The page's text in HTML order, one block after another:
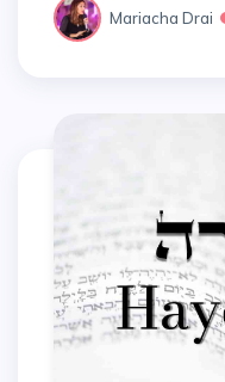
Mariacha Drai